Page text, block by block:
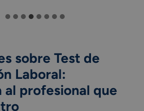
sobre Test de
Laboral:
al profesional que